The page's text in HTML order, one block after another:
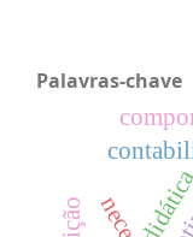
Palavras-chave